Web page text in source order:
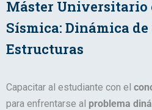
Máster Universitario
Sísmica: Dinámica de
Estructuras
Capacitar al estudiante con el
para enfrentarse al problema